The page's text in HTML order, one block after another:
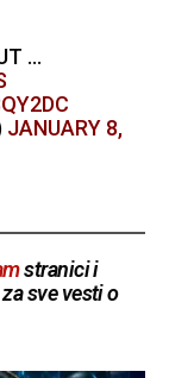
…
JANUARY 8,
stranici i
sve vesti o